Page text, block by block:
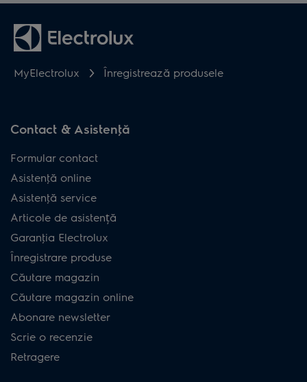
MyElectrolux Înregistrează produsele
Contact & Asistenţă
Formular contact
Asistenţă online
Asistenţă service
Articole de asistență
Garanţia Electrolux
Înregistrare produse
Căutare magazin
Căutare magazin online
Abonare newsletter
Scrie o recenzie
Retragere